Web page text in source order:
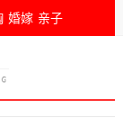
婚嫁 亲子